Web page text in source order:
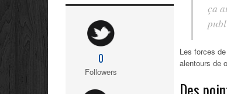
ça
Les forces
alentours de
Des
0
Followers